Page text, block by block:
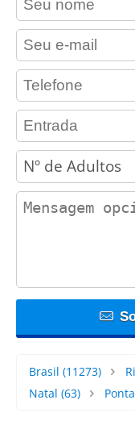
contact_email
contact_phone
adults
contact_message
Brasil (11273)
Natal (63)